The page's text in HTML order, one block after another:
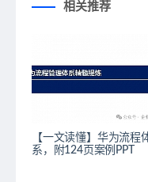
相关推荐
【一文读懂】华为流程
系，附124页案例PPT